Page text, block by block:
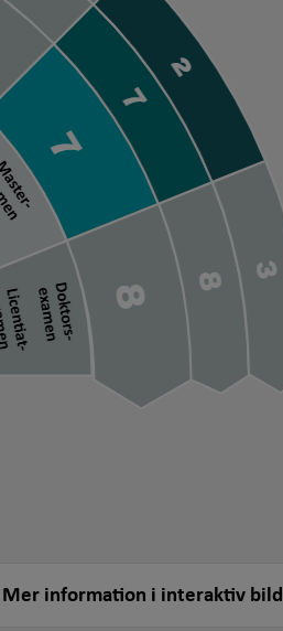
Mer information i interaktiv bild